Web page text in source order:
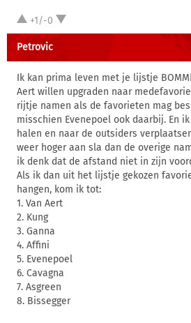
+1/-0
Petrovic
Ik kan prima leven met je lijstje
Aert willen upgraden naar
rijtje namen als de favorieten mag
misschien Evenepoel ook daarbij. En
halen en naar de outsiders
weer hoger aan sla dan de overige
ik denk dat de afstand niet in zijn
Als ik dan uit het lijstje gekozen
hangen, kom ik tot:
1. Van Aert
2. Kung
3. Ganna
4. Affini
5. Evenepoel
6. Cavagna
7. Asgreen
8. Bissegger